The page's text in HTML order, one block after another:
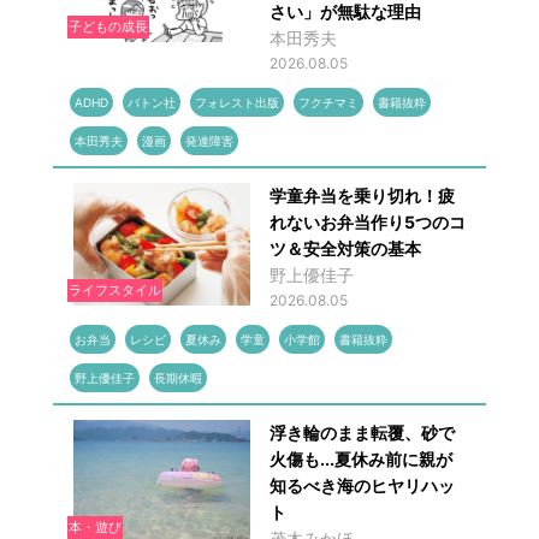
子どもの成長
さい」が無駄な理由
本田秀夫
2026.08.05
ADHD バトン社 フォレスト出版 フクチマミ 書籍抜粋
本田秀夫 漫画 発達障害
ライフスタイル
学童弁当を乗り切れ！疲
れないお弁当作り5つのコ
ツ＆安全対策の基本
野上優佳子
2026.08.05
お弁当 レシピ 夏休み 学童 小学館 書籍抜粋
野上優佳子 長期休暇
本・遊び
浮き輪のまま転覆、砂で
火傷も...夏休み前に親が
知るべき海のヒヤリハッ
ト